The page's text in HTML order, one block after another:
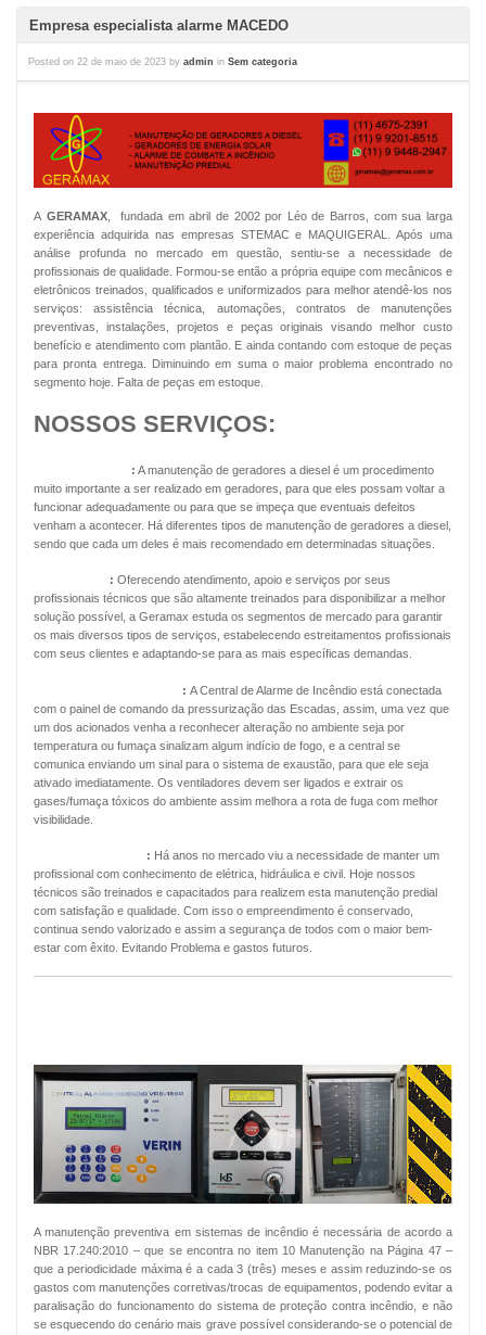
Empresa especialista alarme MACEDO
Posted on 22 de maio de 2023 by admin in Sem categoria
A GERAMAX, fundada em abril de 2002 por Léo de Barros, com sua larga
experiência adquirida nas empresas STEMAC e MAQUIGERAL. Após uma
análise profunda no mercado em questão, sentiu-se a necessidade de
profissionais de qualidade. Formou-se então a própria equipe com mecânicos e
eletrônicos treinados, qualificados e uniformizados para melhor atendê-los nos
serviços: assistência técnica, automações, contratos de manutenções
preventivas, instalações, projetos e peças originais visando melhor custo
benefício e atendimento com plantão. E ainda contando com estoque de peças
para pronta entrega. Diminuindo em suma o maior problema encontrado no
segmento hoje. Falta de peças em estoque.
NOSSOS SERVIÇOS:
: A manutenção de geradores a diesel é um procedimento
muito importante a ser realizado em geradores, para que eles possam voltar a
funcionar adequadamente ou para que se impeça que eventuais defeitos
venham a acontecer. Há diferentes tipos de manutenção de geradores a diesel,
sendo que cada um deles é mais recomendado em determinadas situações.
: Oferecendo atendimento, apoio e serviços por seus
profissionais técnicos que são altamente treinados para disponibilizar a melhor
solução possível, a Geramax estuda os segmentos de mercado para garantir
os mais diversos tipos de serviços, estabelecendo estreitamentos profissionais
com seus clientes e adaptando-se para as mais específicas demandas.
: A Central de Alarme de Incêndio está conectada
com o painel de comando da pressurização das Escadas, assim, uma vez que
um dos acionados venha a reconhecer alteração no ambiente seja por
temperatura ou fumaça sinalizam algum indício de fogo, e a central se
comunica enviando um sinal para o sistema de exaustão, para que ele seja
ativado imediatamente. Os ventiladores devem ser ligados e extrair os
gases/fumaça tóxicos do ambiente assim melhora a rota de fuga com melhor
visibilidade.
: Há anos no mercado viu a necessidade de manter um
profissional com conhecimento de elétrica, hidráulica e civil. Hoje nossos
técnicos são treinados e capacitados para realizem esta manutenção predial
com satisfação e qualidade. Com isso o empreendimento é conservado,
continua sendo valorizado e assim a segurança de todos com o maior bem-
estar com êxito. Evitando Problema e gastos futuros.
A manutenção preventiva em sistemas de incêndio é necessária de acordo a
NBR 17.240:2010 – que se encontra no item 10 Manutenção na Página 47 –
que a periodicidade máxima é a cada 3 (três) meses e assim reduzindo-se os
gastos com manutenções corretivas/trocas de equipamentos, podendo evitar a
paralisação do funcionamento do sistema de proteção contra incêndio, e não
se esquecendo do cenário mais grave possível considerando-se o potencial de